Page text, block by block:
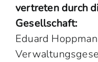
vertreten durch
Gesellschaft:
Eduard